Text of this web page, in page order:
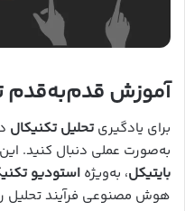
آموزش قدم‌به‌قدم
برای یادگیری تحلیل تکنیکال
به‌صورت عملی دنبال کنید. این
بایتیکل، به‌ویژه استودیو
هوش مصنوعی فرآیند تحلیل